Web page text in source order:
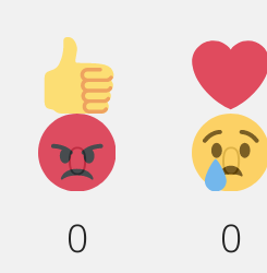
Палец
вверх!
0
Лайк!
0
Агрессия!
0
Грусть :
(
0